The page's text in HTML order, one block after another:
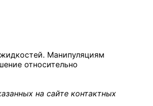
жидкостей. Манипуляциям
относительно
на сайте контактных